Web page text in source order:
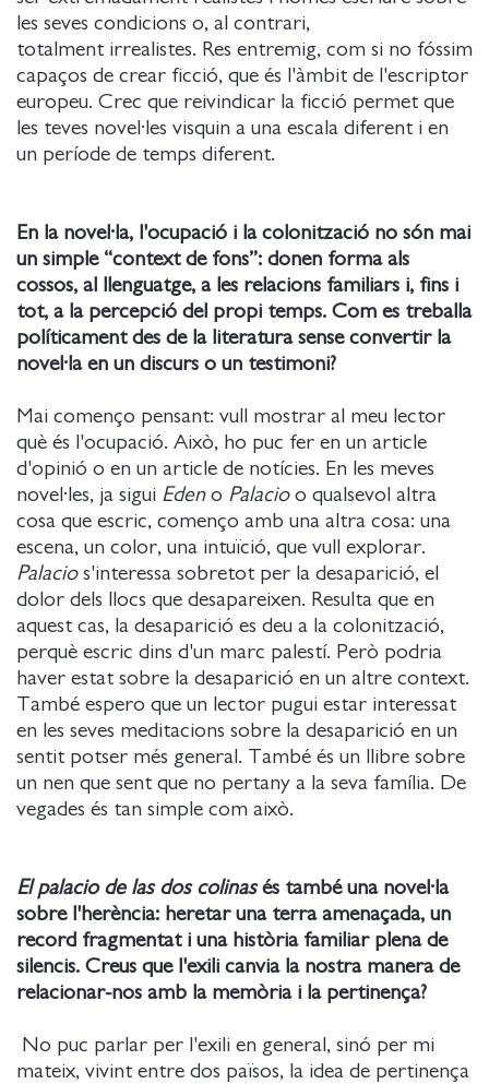
les seves condicions o, al contrari,
totalment irrealistes. Res entremig, com si no fóssim
capaços de crear ficció, que és l'àmbit de l'escriptor
europeu. Crec que reivindicar la ficció permet que
les teves novel·les visquin a una escala diferent i en
un període de temps diferent.
En la novel·la, l'ocupació i la colonització no són mai
un simple “context de fons”: donen forma als
cossos, al llenguatge, a les relacions familiars i, fins i
tot, a la percepció del propi temps. Com es treballa
políticament des de la literatura sense convertir la
novel·la en un discurs o un testimoni?
Mai començo pensant: vull mostrar al meu lector
què és l'ocupació. Això, ho puc fer en un article
d'opinió o en un article de notícies. En les meves
novel·les, ja sigui Edeno Palacioo qualsevol altra
cosa que escric, començo amb una altra cosa: una
escena, un color, una intuïció, que vull explorar.
Palacios'interessa sobretot per la desaparició, el
dolor dels llocs que desapareixen. Resulta que en
aquest cas, la desaparició es deu a la colonització,
perquè escric dins d'un marc palestí. Però podria
haver estat sobre la desaparició en un altre context.
També espero que un lector pugui estar interessat
en les seves meditacions sobre la desaparició en un
sentit potser més general. També és un llibre sobre
un nen que sent que no pertany a la seva família. De
vegades és tan simple com això.
El palacio de las dos colinasés també una novel·la
sobre l'herència: heretar una terra amenaçada, un
record fragmentat i una història familiar plena de
silencis. Creus que l'exili canvia la nostra manera de
relacionar-nos amb la memòria i la pertinença?
No puc parlar per l'exili en general, sinó per mi
mateix, vivint entre dos països, la idea de pertinença